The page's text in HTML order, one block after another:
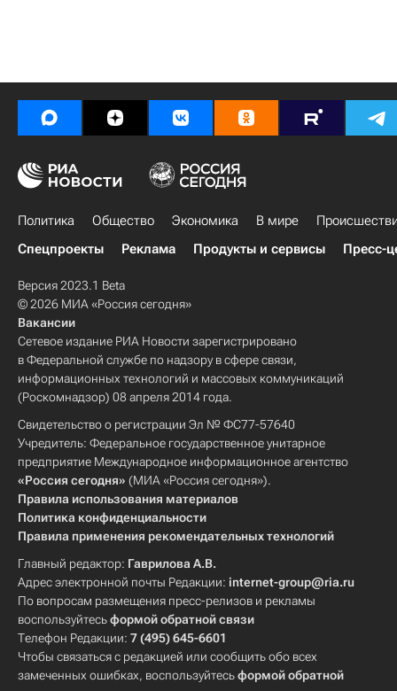
Политика Общество Экономика В мире
Спецпроекты
Реклама Продукты и сервисы Пресс-
Версия 2023.1 Beta
© 2026 МИА «Россия сегодня»
Вакансии
Сетевое издание РИА Новости зарегистрировано
в Федеральной службе по надзору в сфере связи,
информационных технологий и массовых коммуникаций
(Роскомнадзор) 08 апреля 2014 года.
Свидетельство о регистрации Эл № ФС77-57640
Учредитель: Федеральное государственное унитарное
предприятие Международное информационное агентство
«Россия сегодня» (МИА «Россия сегодня»).
Правила использования материалов
Политика конфиденциальности
Правила применения рекомендательных технологий
Главный редактор: Гаврилова А.В.
Адрес электронной почты Редакции: internet-group@ria.ru
По вопросам размещения пресс-релизов и рекламы
воспользуйтесьформой обратной связи
Телефон Редакции: 7 (495) 645-6601
Чтобы связаться с редакцией или сообщить обо всех
замеченных ошибках, воспользуйтесьформой обратной